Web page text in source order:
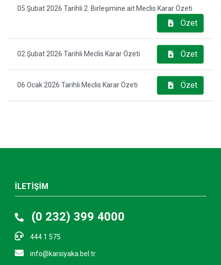
05 Şubat 2026 Tarihli 2. Birleşimine ait Meclis Karar Özeti
Özet
02 Şubat 2026 Tarihli Meclis Karar Özeti Özet
06 Ocak 2026 Tarihli Meclis Karar Özeti Özet
İLETİŞİM
(0 232) 399 4000
444 1 575
info@karsiyaka.bel.tr